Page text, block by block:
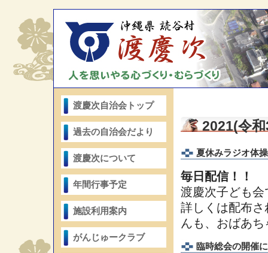
渡慶次自治会トップ
過去の自治会だより
渡慶次について
年間行事予定
施設利用案内
がんじゅークラブ
2021(令
夏休みラジオ体
毎日配信！！
渡慶次子ども会
詳しくは配布
んも、おばあ
臨時総会の開催